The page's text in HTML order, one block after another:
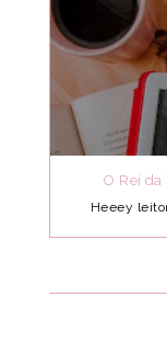
O Rei
Heeey